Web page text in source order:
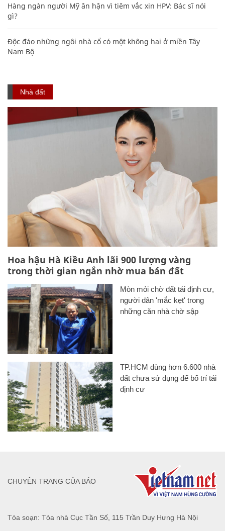
Hàng ngàn người Mỹ ân hận vì tiêm vắc xin HPV: Bác sĩ nói
gì?
Độc đáo những ngôi nhà cổ có một không hai ở miền Tây
Nam Bộ
Nhà đất
Hoa hậu Hà Kiều Anh lãi 900 lượng vàng
trong thời gian ngắn nhờ mua bán đất
Mòn mỏi chờ đất tái định cư,
người dân 'mắc kẹt' trong
những căn nhà chờ sập
TP.HCM dùng hơn 6.600 nhà
đất chưa sử dụng để bố trí tái
định cư
Tòa soạn: Tòa nhà Cục Tần Số, 115 Trần Duy Hưng Hà Nội
CHUYÊN TRANG CỦA BÁO